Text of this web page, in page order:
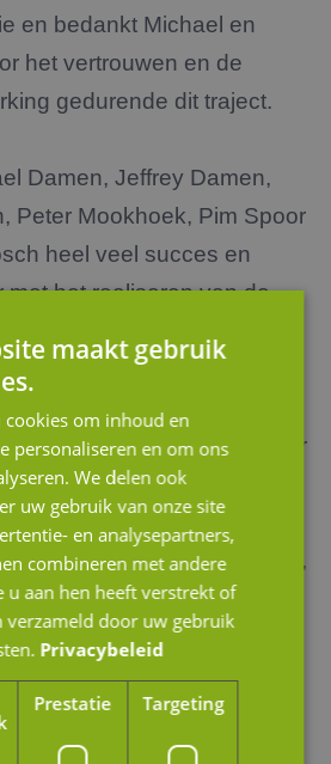
en bedankt Michael en
het vertrouwen en de
gedurende dit traject.
Damen, Jeffrey Damen,
Peter Mookhoek, Pim Spoor
heel veel succes en
met het realiseren van de
de ins en outs van een
of bent u benieuwd naar
kunnen betekenen? Neem
de adviseurs van JM
We staan u 'gewoon helder,
maakt gebruik
cookies om inhoud en
personaliseren en om ons
We delen ook
uw gebruik van onze site
en analysepartners,
combineren met andere
u aan hen heeft verstrekt of
verzameld door uw gebruik
Privacybeleid
Prestatie Targeting